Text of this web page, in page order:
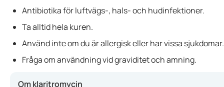
Antibiotika för luftvägs-, hals- och hudinfektioner.
Ta alltid hela kuren.
Använd inte om du är allergisk eller har vissa sjukdomar.
Fråga om användning vid graviditet och amning.
Om klaritromycin